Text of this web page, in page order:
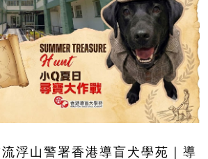
流浮山警署香港導盲犬學苑｜導